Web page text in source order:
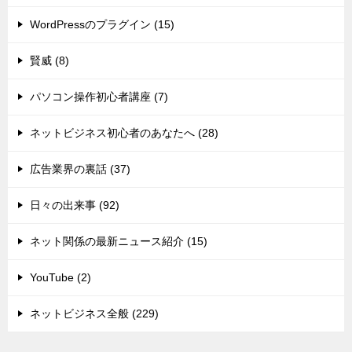
WordPressのプラグイン (15)
賢威 (8)
パソコン操作初心者講座 (7)
ネットビジネス初心者のあなたへ (28)
広告業界の裏話 (37)
日々の出来事 (92)
ネット関係の最新ニュース紹介 (15)
YouTube (2)
ネットビジネス全般 (229)